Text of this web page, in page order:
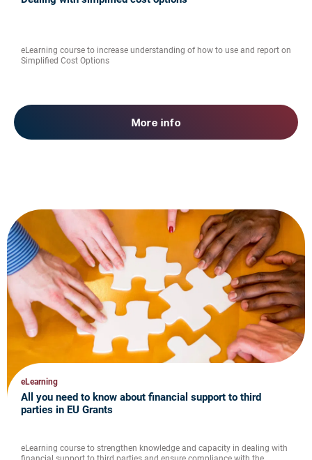
eLearning course to increase understanding of how to use and report on
Simplified Cost Options
More info
eLearning
All you need to know about financial support to third
parties in EU Grants
eLearning course to strengthen knowledge and capacity in dealing with